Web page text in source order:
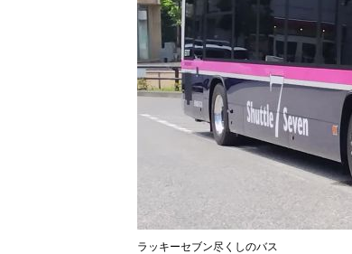
ラッキーセブン尽くしのバス